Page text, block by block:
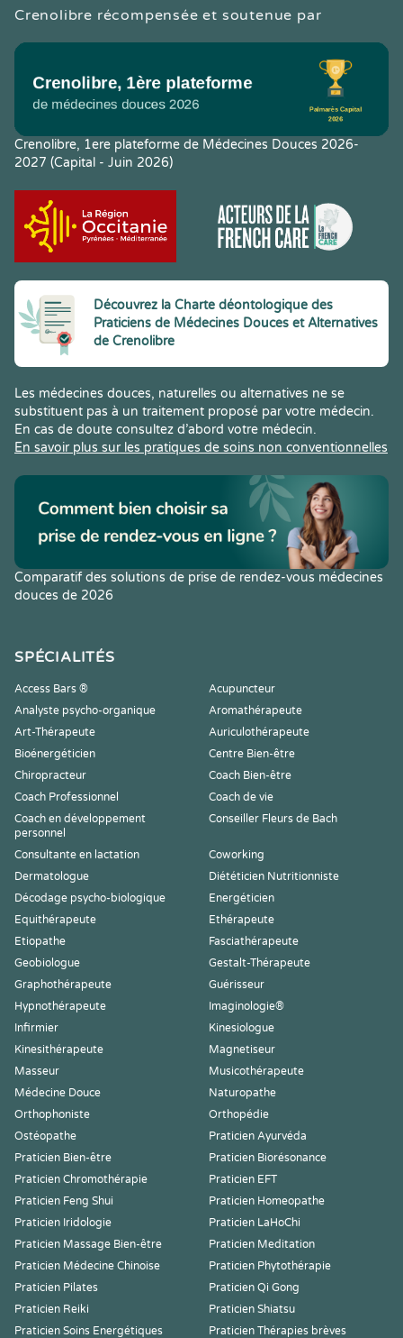
Crenolibre récompensée et soutenue par
Crenolibre, 1ere plateforme de Médecines Douces 2026-
2027 (Capital - Juin 2026)
Découvrez la Charte déontologique des
Praticiens de Médecines Douces et Alternatives
de Crenolibre
Les médecines douces, naturelles ou alternatives ne se
substituent pas à un traitement proposé par votre médecin.
En cas de doute consultez d’abord votre médecin.
En savoir plus sur les pratiques de soins non conventionnelles
Comparatif des solutions de prise de rendez-vous médecines
douces de 2026
SPÉCIALITÉS
Access Bars ®
Acupuncteur
Analyste psycho-organique
Aromathérapeute
Art-Thérapeute
Auriculothérapeute
Bioénergéticien
Centre Bien-être
Chiropracteur
Coach Bien-être
Coach Professionnel
Coach de vie
Coach en développement
personnel
Conseiller Fleurs de Bach
Consultante en lactation
Coworking
Dermatologue
Diététicien Nutritionniste
Décodage psycho-biologique
Energéticien
Equithérapeute
Ethérapeute
Etiopathe
Fasciathérapeute
Geobiologue
Gestalt-Thérapeute
Graphothérapeute
Guérisseur
Hypnothérapeute
Imaginologie®
Infirmier
Kinesiologue
Kinesithérapeute
Magnetiseur
Masseur
Musicothérapeute
Médecine Douce
Naturopathe
Orthophoniste
Orthopédie
Ostéopathe
Praticien Ayurvéda
Praticien Bien-être
Praticien Biorésonance
Praticien Chromothérapie
Praticien EFT
Praticien Feng Shui
Praticien Homeopathe
Praticien Iridologie
Praticien LaHoChi
Praticien Massage Bien-être
Praticien Meditation
Praticien Médecine Chinoise
Praticien Phytothérapie
Praticien Pilates
Praticien Qi Gong
Praticien Reiki
Praticien Shiatsu
Praticien Soins Energétiques
Praticien Thérapies brèves